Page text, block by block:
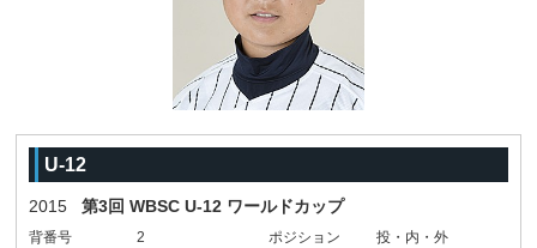
U-12
2015 第3回 WBSC U-12 ワールドカップ
背番号 2 ポジション
投・内・外